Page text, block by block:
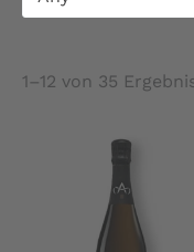
1–12 von 35